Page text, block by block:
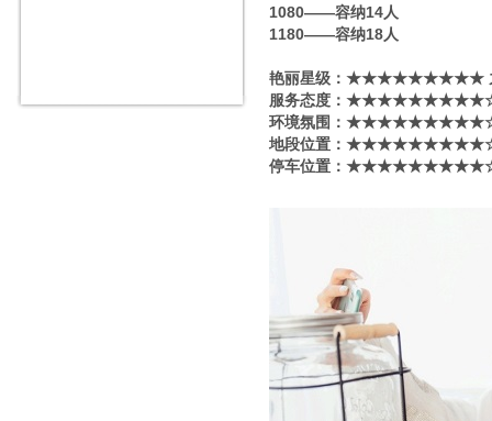
1080——容纳14人
1180——容纳18人
艳丽星级​‌‌：★★★★★★★★★
服务态度：★★★★★★★★★☆
环境氛围：★★★★★★★★★☆
地段位置：★★★★★★★★★☆
停车位置：★★★★★★★★★☆